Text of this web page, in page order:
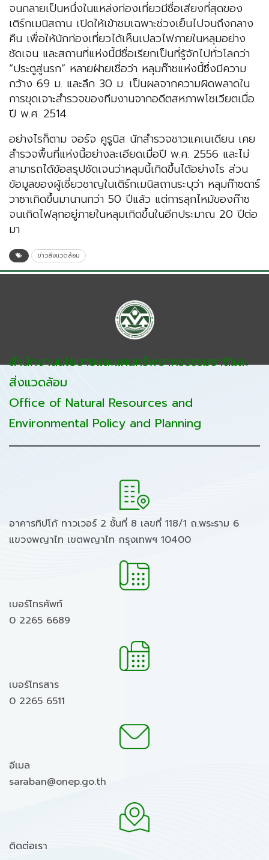
จนกลายเป็นหนึ่งในแหล่งท่องเที่ยวมีชื่อเสียงที่สุดของ
เติร์กเมนิสถาน เปิดให้เข้าชมเฉพาะช่วงเย็นไปจนถึงกลาง
คืน เพื่อให้นักท่องเที่ยวได้เห็นเปลวไฟภายในหลุมอย่าง
ชัดเจน และสถานที่แห่งนี้มีชื่อเรียกเป็นที่รู้จักไปทั่วโลกว่า
“ประตูสู่นรก” หลายฝ่ายเชื่อว่า หลุมก๊าซแห่งนี้ซึ่งมีความ
กว้าง 69 ม. และลึก 30 ม. เป็นผลจากความผิดพลาดใน
การขุดเจาะสำรวจของทีมงานจากอดีตสหภาพโซเวียตเมื่อ
ปี พ.ศ. 2514
อย่างไรก็ตาม จอร์จ คูรูนิส นักสำรวจชาวแคเนเดียน เคย
สำรวจพื้นที่แห่งนี้อย่างละเอียดเมื่อปี พ.ศ. 2556 และไม่
สามารถได้ข้อสรุปชัดเจนว่าหลุมนี้เกิดขึ้นได้อย่างไร ส่วน
ข้อมูลของผู้เชี่ยวชาญในเติร์กเมนิสถานระบุว่า หลุมก๊าซดาร์
วาซาเกิดขึ้นมานานกว่า 50 ปีแล้ว แต่การลุกไหม้ของก๊าซ
จนเกิดไฟลุกอยู่ภายในหลุมเกิดขึ้นในอีกประมาณ 20 ปีต่อ
มา
ข่าวสิ่งแวดล้อม
สำนักงานนโยบายและแผนทรัพยากรธรรมชาติและ
สิ่งแวดล้อม
Office of Natural Resources and
Environmental Policy and Planning
อาคารทิปโก้ ทาวเวอร์ 2 ชั้นที่ 8 เลขที่ 118/1 ถ.พระราม 6
แขวงพญาไท เขตพญาไท กรุงเทพฯ 10400
เบอร์โทรศัพท์
0 2265 6689
เบอร์โทรสาร
0 2265 6511
อีเมล
saraban@onep.go.th
ติดต่อเรา